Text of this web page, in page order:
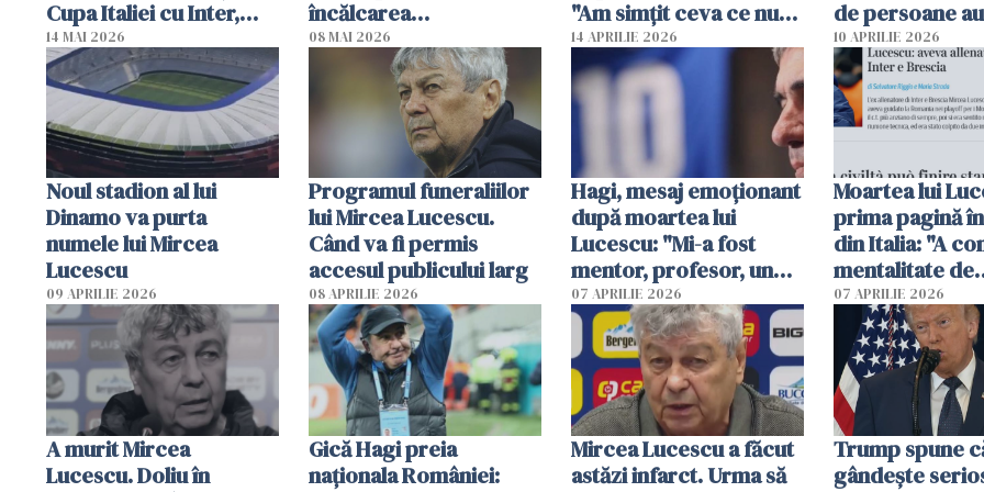
Cupa Italiei cu Inter,
după ce a câștigat
campionatul
14 MAI 2026
încălcarea
regulamentului
antidoping
08 MAI 2026
"Am simțit ceva ce nu
credeam posibil"
14 APRILIE 2026
de persoane au
participat la
Biserica Sfântul
Elefterie
10 APRILIE 2026
Noul stadion al lui
Dinamo va purta
numele lui Mircea
Lucescu
09 APRILIE 2026
Programul funeraliilor
lui Mircea Lucescu.
Când va fi permis
accesul publicului larg
08 APRILIE 2026
Hagi, mesaj emoționant
după moartea lui
Lucescu: "Mi-a fost
mentor, profesor, un
om care a crezut în
mine"
07 APRILIE 2026
Moartea lui
prima pagină
din Italia: "A
mentalitate de
învingător"
07 APRILIE 2026
A murit Mircea
Lucescu. Doliu în
Gică Hagi preia
naționala României:
Mircea Lucescu a făcut
astăzi infarct. Urma să
Trump spune
gândeşte